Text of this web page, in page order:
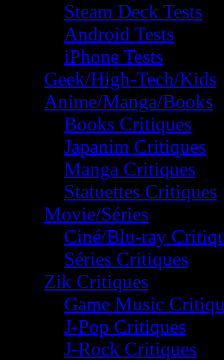
Steam Deck Tests
Android Tests
iPhone Tests
Geek/High-Tech/Kids
Anime/Manga/Books
Books Critiques
Japanim Critiques
Manga Critiques
Statuettes Critiques
Movie/Séries
Ciné/Blu-ray
Séries Critiques
Zik Critiques
Game Music
J-Pop Critiques
J-Rock Critiques